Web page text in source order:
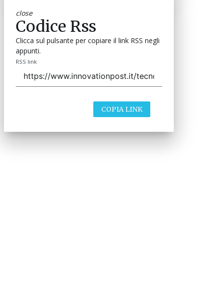
close
Codice Rss
Clicca sul pulsante per copiare il link RSS negli
appunti.
RSS link
COPIA LINK